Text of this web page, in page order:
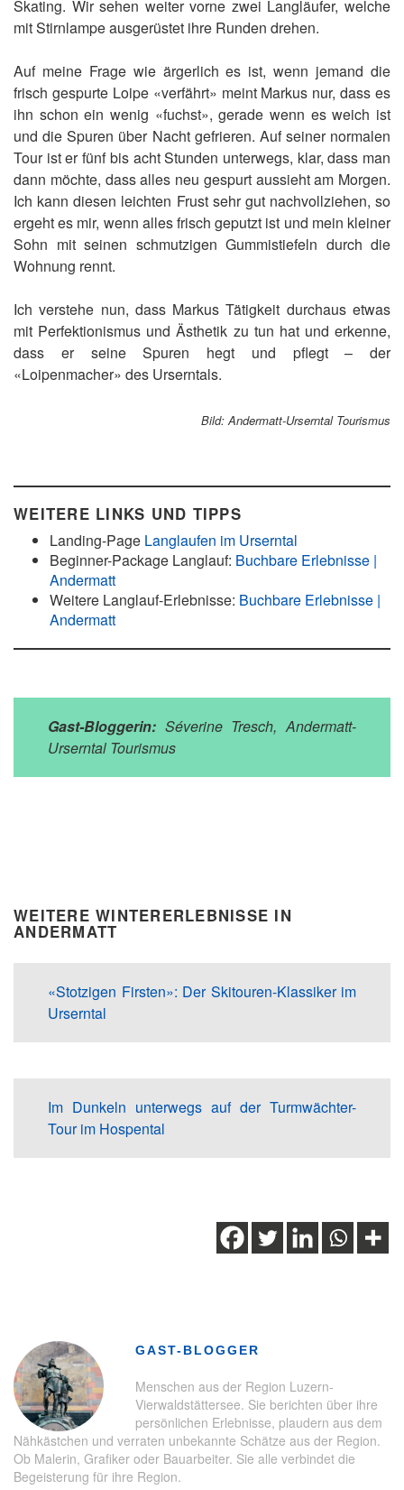
Skating. Wir sehen weiter vorne zwei Langläufer, welche
mit Stirnlampe ausgerüstet ihre Runden drehen.
Auf meine Frage wie ärgerlich es ist, wenn jemand die
frisch gespurte Loipe «verfährt» meint Markus nur, dass es
ihn schon ein wenig «fuchst», gerade wenn es weich ist
und die Spuren über Nacht gefrieren. Auf seiner normalen
Tour ist er fünf bis acht Stunden unterwegs, klar, dass man
dann möchte, dass alles neu gespurt aussieht am Morgen.
Ich kann diesen leichten Frust sehr gut nachvollziehen, so
ergeht es mir, wenn alles frisch geputzt ist und mein kleiner
Sohn mit seinen schmutzigen Gummistiefeln durch die
Wohnung rennt.
Ich verstehe nun, dass Markus Tätigkeit durchaus etwas
mit Perfektionismus und Ästhetik zu tun hat und erkenne,
dass er seine Spuren hegt und pflegt – der
«Loipenmacher» des Urserntals.
Bild: Andermatt-Urserntal Tourismus
WEITERE LINKS UND TIPPS
Landing-Page Langlaufen im Urserntal
Beginner-Package Langlauf: Buchbare Erlebnisse |
Andermatt
Weitere Langlauf-Erlebnisse: Buchbare Erlebnisse |
Andermatt
Gast-Bloggerin: Séverine Tresch, Andermatt-
Urserntal Tourismus
WEITERE WINTERERLEBNISSE IN
ANDERMATT
«Stotzigen Firsten»: Der Skitouren-Klassiker im
Urserntal
Im Dunkeln unterwegs auf der Turmwächter-
Tour im Hospental
GAST-BLOGGER
Menschen aus der Region Luzern-
Vierwaldstättersee. Sie berichten über ihre
persönlichen Erlebnisse, plaudern aus dem
Nähkästchen und verraten unbekannte Schätze aus der Region.
Ob Malerin, Grafiker oder Bauarbeiter. Sie alle verbindet die
Begeisterung für ihre Region.